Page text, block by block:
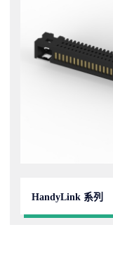
HandyLink 系列